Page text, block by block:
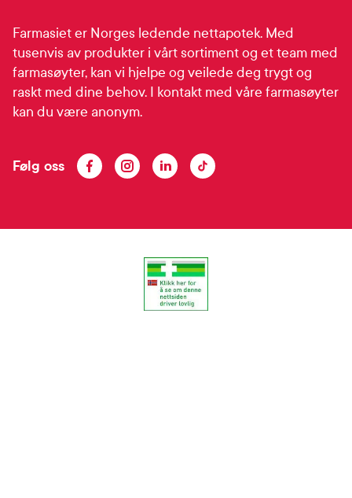
Sikkerhet & personvern
Personopplysninger
Se innstillinger for cookies
Betalingsmåter
Bestille reseptvarer
Råd fra apoteket
Reklamasjon og angrerett
Farmasiet er Norges ledende nettapotek. Med
tusenvis av produkter i vårt sortiment og et team med
farmasøyter, kan vi hjelpe og veilede deg trygt og
raskt med dine behov. I kontakt med våre farmasøyter
kan du være anonym.
Følg oss
FacebookInstagramLinkedInTikTok